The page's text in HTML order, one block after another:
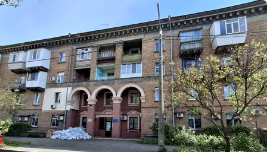
загального користування - порядок, продається з меблями та
частково побутовою технікою, є гараж ( окремо ), укриття в двох с...